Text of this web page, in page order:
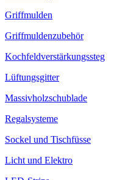
Griffmulden
Griffmuldenzubehör
Kochfeldverstärkungssteg
Lüftungsgitter
Massivholzschublade
Regalsysteme
Sockel und Tischfüsse
Licht und Elektro